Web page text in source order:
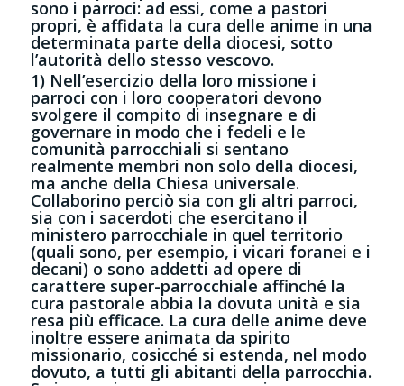
sono i parroci: ad essi, come a pastori
propri, è affidata la cura delle anime in una
determinata parte della diocesi, sotto
l’autorità dello stesso vescovo.
1) Nell’esercizio della loro missione i
parroci con i loro cooperatori devono
svolgere il compito di insegnare e di
governare in modo che i fedeli e le
comunità parrocchiali si sentano
realmente membri non solo della diocesi,
ma anche della Chiesa universale.
Collaborino perciò sia con gli altri parroci,
sia con i sacerdoti che esercitano il
ministero parrocchiale in quel territorio
(quali sono, per esempio, i vicari foranei e i
decani) o sono addetti ad opere di
carattere super-parrocchiale affinché la
cura pastorale abbia la dovuta unità e sia
resa più efficace. La cura delle anime deve
inoltre essere animata da spirito
missionario, cosicché si estenda, nel modo
dovuto, a tutti gli abitanti della parrocchia.